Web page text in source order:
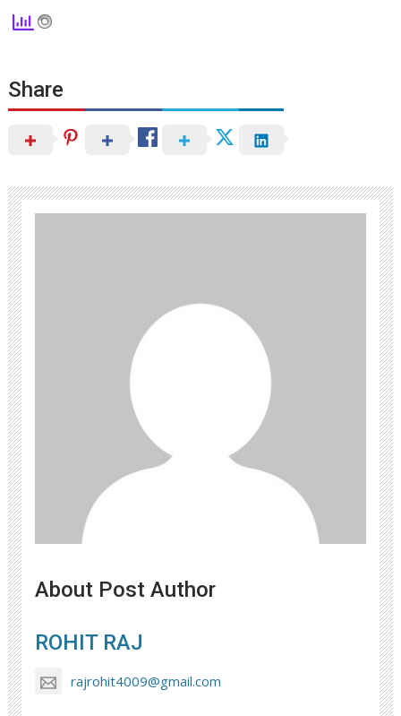
Share
About Post Author
ROHIT RAJ
rajrohit4009@gmail.com